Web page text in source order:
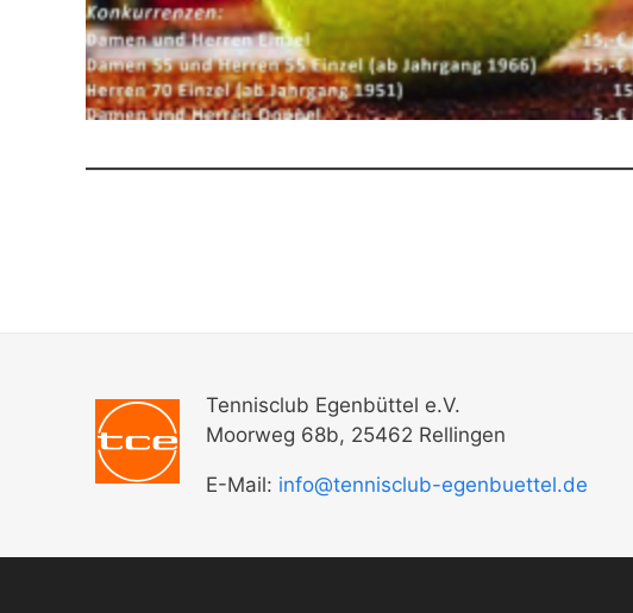
Tennisclub Egenbüttel e.V.
Moorweg 68b, 25462 Rellingen
E-Mail: info@tennisclub-egenbuettel.de